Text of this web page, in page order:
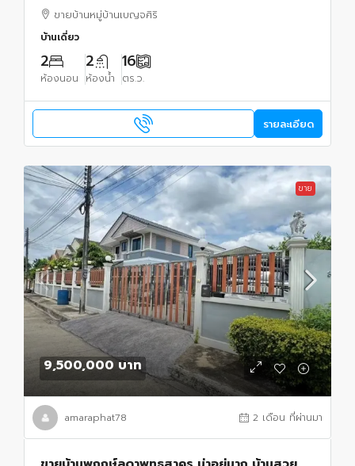
ขายบ้านหมู่บ้านเบญจศิริ
บ้านเดี่ยว
2
ห้องนอน
2
ห้องน้ำ
16
ตร.ว.
รายละเอียด
ขาย
9,500,000 บาท
amaraphat78 2 เดือน ที่ผ่านมา